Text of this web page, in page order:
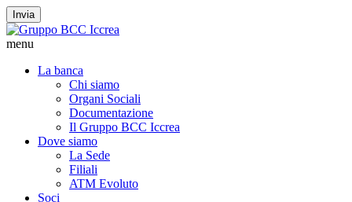
Invia
menu
La banca
Chi siamo
Organi Sociali
Documentazione
Il Gruppo BCC Iccrea
Dove siamo
La Sede
Filiali
ATM Evoluto
Soci